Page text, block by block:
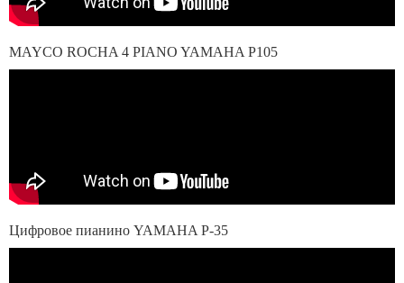
MAYCO ROCHA 4 PIANO YAMAHA P105
Цифровое пианино YAMAHA P-35